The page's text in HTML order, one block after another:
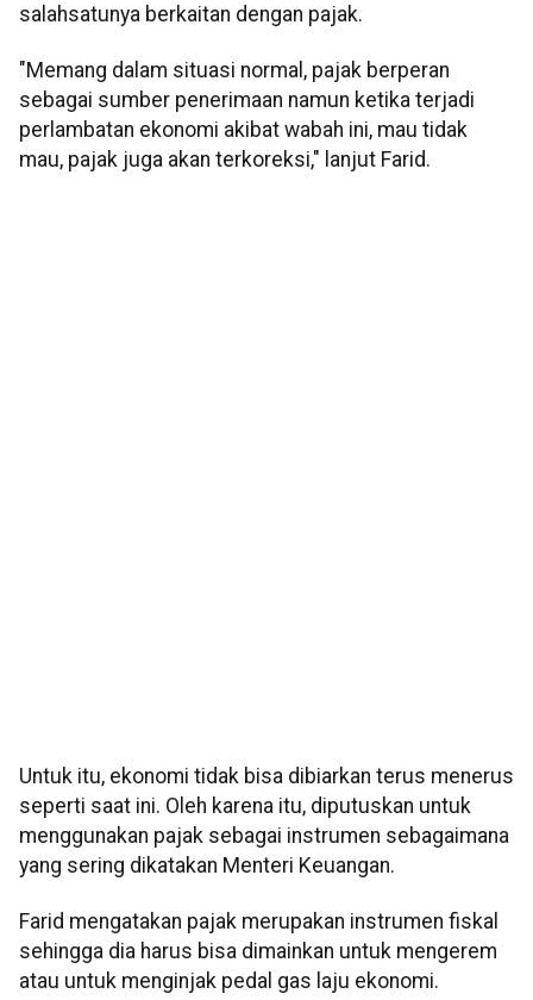
salahsatunya berkaitan dengan pajak.
"Memang dalam situasi normal, pajak berperan
sebagai sumber penerimaan namun ketika terjadi
perlambatan ekonomi akibat wabah ini, mau tidak
mau, pajak juga akan terkoreksi," lanjut Farid.
Untuk itu, ekonomi tidak bisa dibiarkan terus menerus
seperti saat ini. Oleh karena itu, diputuskan untuk
menggunakan pajak sebagai instrumen sebagaimana
yang sering dikatakan Menteri Keuangan.
Farid mengatakan pajak merupakan instrumen fiskal
sehingga dia harus bisa dimainkan untuk mengerem
atau untuk menginjak pedal gas laju ekonomi.